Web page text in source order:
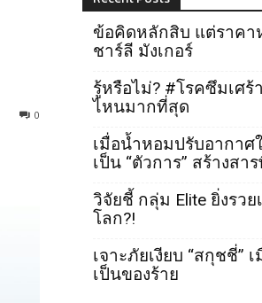
0
ข้อคิดหลักสิบ แต่ราคา
ชาร์ลี มังเกอร์
รู้หรือไม่? #โรคซึมเศร้
ไหนมากที่สุด
เมื่อน้ำหอมปรับอากาศ
เป็น “ตัวการ” สร้างสา
วิจัยชี้ กลุ่ม Elite ยิ่งรวย
โลก?!
เจาะภัยเงียบ “สกุชชี่”
เป็นของร้าย